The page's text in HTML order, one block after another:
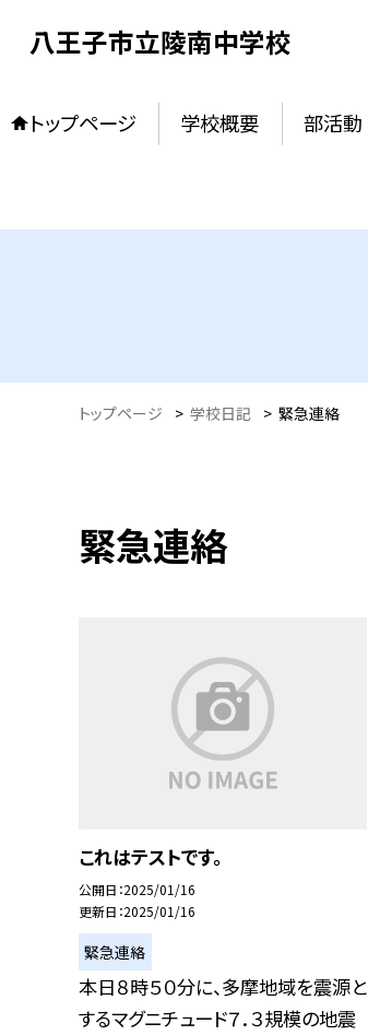
八王子市立陵南中学校
トップページ 学校概要 部活動
トップページ > 学校日記 > 緊急連絡
緊急連絡
これはテストです。
公開日 2025/01/16
更新日 2025/01/16
緊急連絡
本日８時５０分に、多摩地域を震源と
するマグニチュード７．３規模の地震